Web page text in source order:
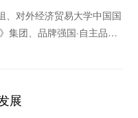
、对外经济贸易大学中国国
集团、品牌强国·自主品牌
展